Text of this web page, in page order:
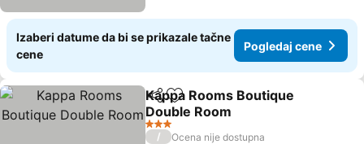
Izaberi datume da bi se prikazale tačne
cene
Pogledaj cene
Deli Dodati u favorite
Kappa Rooms Boutique
Double Room
Pogledaj cene
3 Zvezdice
/
Ocena nije dostupna